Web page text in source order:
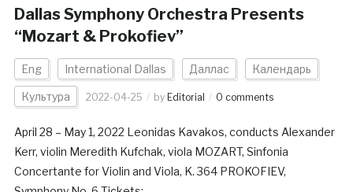
Dallas Symphony Orchestra Presents
“Mozart & Prokofiev”
Eng International Dallas Даллас Календарь
Культура 2022-04-25 by Editorial 0 comments
April 28 – May 1, 2022 Leonidas Kavakos, conducts Alexander
Kerr, violin Meredith Kufchak, viola MOZART, Sinfonia
Concertante for Violin and Viola, K. 364 PROKOFIEV,